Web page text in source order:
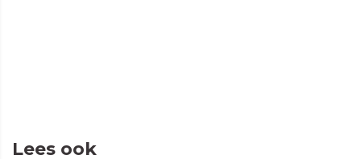
Lees ook